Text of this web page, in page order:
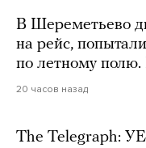
В Шереметьево
на рейс,
по летному
20 часов назад
The Telegraph: